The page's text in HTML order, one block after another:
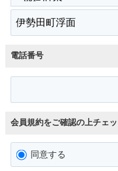
電話番号
会員規約をご確認の上チェ
同意する